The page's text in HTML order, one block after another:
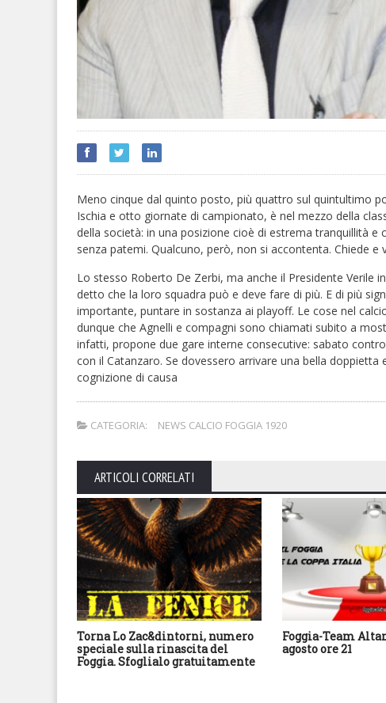
Meno cinque dal quinto posto, più quattro sul quintultimo
Ischia e otto giornate di campionato, è nel mezzo della
della società: in una posizione cioè di estrema tranquillità
senza patemi. Qualcuno, però, non si accontenta. Chiede e
Lo stesso Roberto De Zerbi, ma anche il Presidente Verile
detto che la loro squadra può e deve fare di più. E di più
importante, puntare in sostanza ai playoff. Le cose nel
dunque che Agnelli e compagni sono chiamati subito a
infatti, propone due gare interne consecutive: sabato
con il Catanzaro. Se dovessero arrivare una bella
cognizione di causa
CATEGORIA: NEWS CALCIO FOGGIA 1920
ARTICOLI CORRELATI
Torna Lo Zac&dintorni, numero
speciale sulla rinascita del
Foggia. Sfoglialo gratuitamente
Foggia-Team
agosto ore 21